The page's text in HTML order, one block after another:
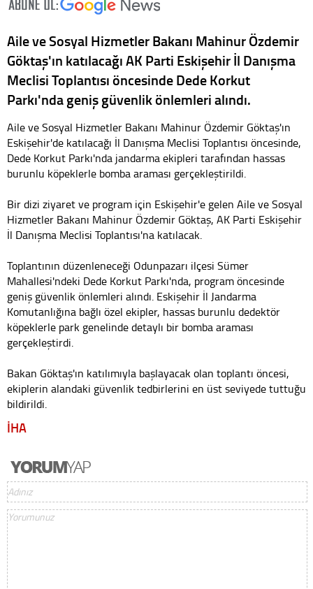
Aile ve Sosyal Hizmetler Bakanı Mahinur Özdemir
Göktaş'ın katılacağı AK Parti Eskişehir İl Danışma
Meclisi Toplantısı öncesinde Dede Korkut
Parkı'nda geniş güvenlik önlemleri alındı.
Aile ve Sosyal Hizmetler Bakanı Mahinur Özdemir Göktaş'ın
Eskişehir'de katılacağı İl Danışma Meclisi Toplantısı öncesinde,
Dede Korkut Parkı'nda jandarma ekipleri tarafından hassas
burunlu köpeklerle bomba araması gerçekleştirildi.
Bir dizi ziyaret ve program için Eskişehir'e gelen Aile ve Sosyal
Hizmetler Bakanı Mahinur Özdemir Göktaş, AK Parti Eskişehir
İl Danışma Meclisi Toplantısı'na katılacak.
Toplantının düzenleneceği Odunpazarı ilçesi Sümer
Mahallesi'ndeki Dede Korkut Parkı'nda, program öncesinde
geniş güvenlik önlemleri alındı. Eskişehir İl Jandarma
Komutanlığına bağlı özel ekipler, hassas burunlu dedektör
köpeklerle park genelinde detaylı bir bomba araması
gerçekleştirdi.
Bakan Göktaş'ın katılımıyla başlayacak olan toplantı öncesi,
ekiplerin alandaki güvenlik tedbirlerini en üst seviyede tuttuğu
bildirildi.
İHA